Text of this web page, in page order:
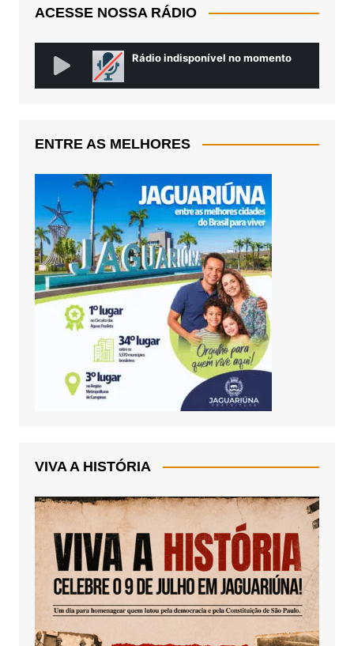
ACESSE NOSSA RÁDIO
ENTRE AS MELHORES
VIVA A HISTÓRIA